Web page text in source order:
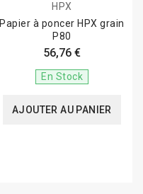
HPX
Papier à poncer HPX grain
P80
56,76 €
En Stock
AJOUTER AU PANIER